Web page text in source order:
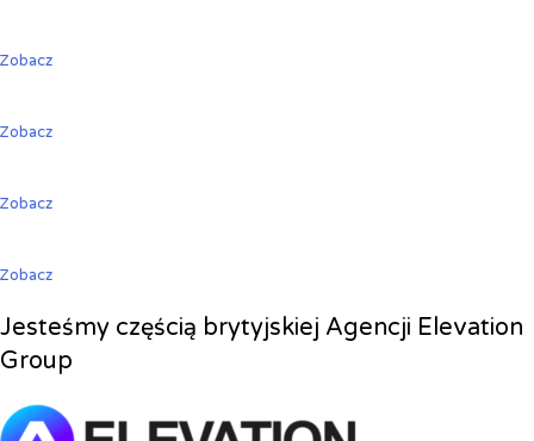
Zobacz
Zobacz
Zobacz
Zobacz
Jesteśmy częścią brytyjskiej Agencji Elevation
Group